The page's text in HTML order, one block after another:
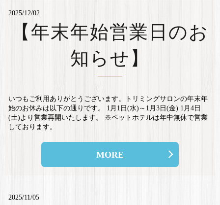
2025/12/02
【年末年始営業日のお
知らせ】
いつもご利用ありがとうございます。トリミングサロンの年末年
始のお休みは以下の通りです。 1月1日(水)～1月3日(金) 1月4日
(土)より営業再開いたします。 ※ペットホテルは年中無休で営業
しております。
MORE
2025/11/05